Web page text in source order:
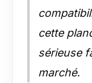
cette
sérieuse
marché.